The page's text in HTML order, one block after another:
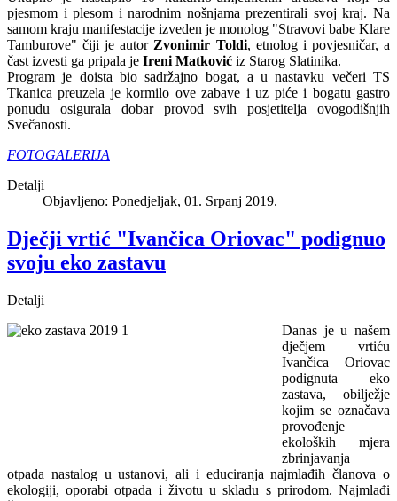
pjesmom i plesom i narodnim nošnjama prezentirali svoj kraj. Na
samom kraju manifestacije izveden je monolog "Stravovi babe Klare
Tamburove" čiji je autor Zvonimir Toldi, etnolog i povjesničar, a
čast izvesti ga pripala je Ireni Matković iz Starog Slatinika.
Program je doista bio sadržajno bogat, a u nastavku večeri TS
Tkanica preuzela je kormilo ove zabave i uz piće i bogatu gastro
ponudu osigurala dobar provod svih posjetitelja ovogodišnjih
Svečanosti.
FOTOGALERIJA
Detalji
Objavljeno: Ponedjeljak, 01. Srpanj 2019.
Dječji vrtić "Ivančica Oriovac" podignuo
svoju eko zastavu
Detalji
Danas je u našem
dječjem vrtiću
Ivančica Oriovac
podignuta eko
zastava, obilježje
kojim se označava
provođenje
ekoloških mjera
zbrinjavanja
otpada nastalog u ustanovi, ali i educiranja najmlađih članova o
ekologiji, oporabi otpada i životu u skladu s prirodom. Najmlađi